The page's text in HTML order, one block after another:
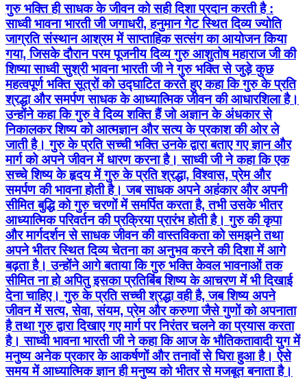
गुरु भक्ति ही साधक के जीवन को सही दिशा प्रदान करती है :
साध्वी भावना भारती जी जगाधरी, हनुमान गेट स्थित दिव्य ज्योति
जाग्रति संस्थान आश्रम में साप्ताहिक सत्संग का आयोजन किया
गया, जिसके दौरान परम पूजनीय दिव्य गुरु आशुतोष महाराज जी की
शिष्या साध्वी सुश्री भावना भारती जी ने गुरु भक्ति से जुड़े कुछ
महत्वपूर्ण भक्ति सूत्रों को उद्घाटित करते हुए कहा कि गुरु के प्रति
श्रद्धा और समर्पण साधक के आध्यात्मिक जीवन की आधारशिला है।
उन्होंने कहा कि गुरु वे दिव्य शक्ति हैं जो अज्ञान के अंधकार से
निकालकर शिष्य को आत्मज्ञान और सत्य के प्रकाश की ओर ले
जाती है। गुरु के प्रति सच्ची भक्ति उनके द्वारा बताए गए ज्ञान और
मार्ग को अपने जीवन में धारण करना है। साध्वी जी ने कहा कि एक
सच्चे शिष्य के हृदय में गुरु के प्रति श्रद्धा, विश्वास, प्रेम और
समर्पण की भावना होती है। जब साधक अपने अहंकार और अपनी
सीमित बुद्धि को गुरु चरणों में समर्पित करता है, तभी उसके भीतर
आध्यात्मिक परिवर्तन की प्रक्रिया प्रारंभ होती है। गुरु की कृपा
और मार्गदर्शन से साधक जीवन की वास्तविकता को समझने तथा
अपने भीतर स्थित दिव्य चेतना का अनुभव करने की दिशा में आगे
बढ़ता है। उन्होंने आगे बताया कि गुरु भक्ति केवल भावनाओं तक
सीमित ना हो अपितु इसका प्रतिबिंब शिष्य के आचरण में भी दिखाई
देना चाहिए। गुरु के प्रति सच्ची श्रद्धा वही है, जब शिष्य अपने
जीवन में सत्य, सेवा, संयम, प्रेम और करुणा जैसे गुणों को अपनाता
है तथा गुरु द्वारा दिखाए गए मार्ग पर निरंतर चलने का प्रयास करता
है। साध्वी भावना भारती जी ने कहा कि आज के भौतिकतावादी युग में
मनुष्य अनेक प्रकार के आकर्षणों और तनावों से घिरा हुआ है। ऐसे
समय में आध्यात्मिक ज्ञान ही मनुष्य को भीतर से मजबूत बनाता है।